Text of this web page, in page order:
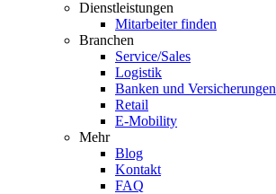
Dienstleistungen
Mitarbeiter finden
Branchen
Service/Sales
Logistik
Banken und Versicherungen
Retail
E-Mobility
Mehr
Blog
Kontakt
FAQ